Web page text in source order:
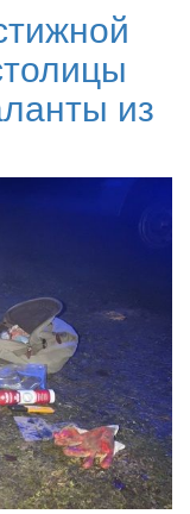
из